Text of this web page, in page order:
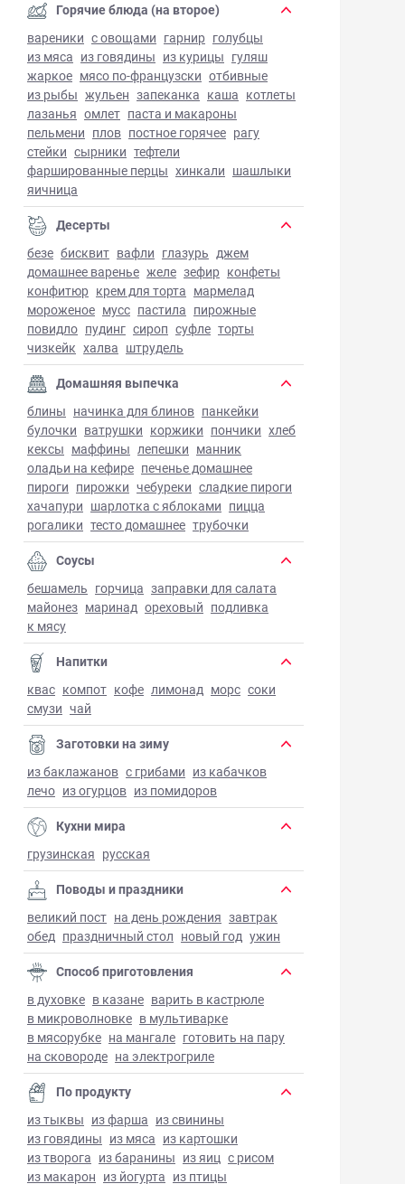
Горячие блюда (на второе)
вареники с овощами гарнир голубцы
из мяса из говядины из курицы гуляш
жаркое мясо по-французски отбивные
из рыбы жульен запеканка каша котлеты
лазанья омлет паста и макароны
пельмени плов постное горячее рагу
стейки сырники тефтели
фаршированные перцы хинкали шашлыки
яичница
Десерты
безе бисквит вафли глазурь джем
домашнее варенье желе зефир конфеты
конфитюр крем для торта мармелад
мороженое мусс пастила пирожные
повидло пудинг сироп суфле торты
чизкейк халва штрудель
Домашняя выпечка
блины начинка для блинов панкейки
булочки ватрушки коржики пончики хлеб
кексы маффины лепешки манник
оладьи на кефире печенье домашнее
пироги пирожки чебуреки сладкие пироги
хачапури шарлотка с яблоками пицца
рогалики тесто домашнее трубочки
Соусы
бешамель горчица заправки для салата
майонез маринад ореховый подливка
к мясу
Напитки
квас компот кофе лимонад морс соки
смузи чай
Заготовки на зиму
из баклажанов с грибами из кабачков
лечо из огурцов из помидоров
Кухни мира
грузинская русская
Поводы и праздники
великий пост на день рождения завтрак
обед праздничный стол новый год ужин
Способ приготовления
в духовке в казане варить в кастрюле
в микроволновке в мультиварке
в мясорубке на мангале готовить на пару
на сковороде на электрогриле
По продукту
из тыквы из фарша из свинины
из говядины из мяса из картошки
из творога из баранины из яиц с рисом
из макарон из йогурта из птицы